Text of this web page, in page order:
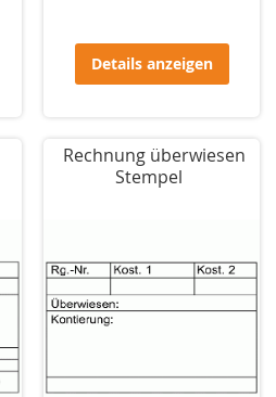
Details anzeigen
Rechnung überwiesen
Stempel